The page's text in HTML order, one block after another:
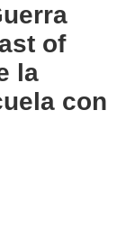
of
la
con